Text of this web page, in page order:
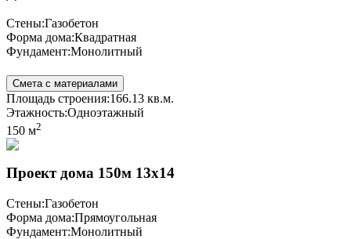
Стены:Газобетон
Форма дома:Квадратная
Фундамент:Монолитный
Смета с материалами
Площадь строения:166.13 кв.м.
Этажность:Одноэтажный
150 м2
Проект дома 150м 13x14
Стены:Газобетон
Форма дома:Прямоугольная
Фундамент:Монолитный